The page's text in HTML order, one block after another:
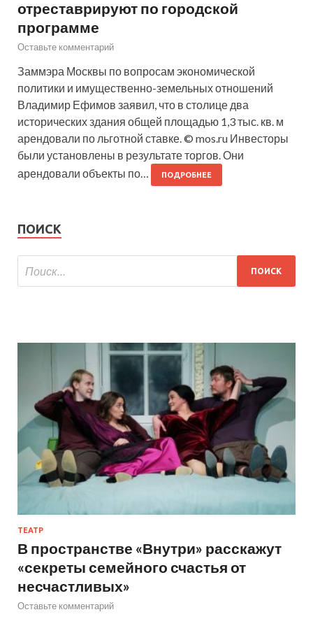
отреставрируют по городской
программе
Оставьте комментарий
Заммэра Москвы по вопросам экономической
политики и имущественно-земельных отношений
Владимир Ефимов заявил, что в столице два
исторических здания общей площадью 1,3 тыс. кв. м
арендовали по льготной ставке. © mos.ru Инвесторы
были установлены в результате торгов. Они
арендовали объекты по…
ПОДРОБНЕЕ
ПОИСК
ТЕАТР
В пространстве «Внутри» расскажут
«секреты семейного счастья от
несчастливых»
Оставьте комментарий